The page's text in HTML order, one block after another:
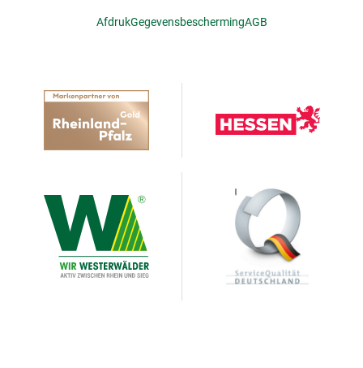
AfdrukGegevensbeschermingAGB